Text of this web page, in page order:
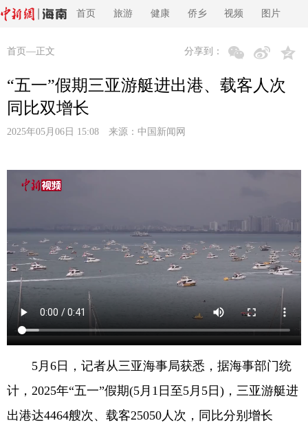
首页 旅游 健康 侨乡 视频 图片
首页 —正文 分享到：
“五一”假期三亚游艇进出港、载客人次
同比双增长
2025年05月06日 15:08 来源： 中国新闻网
5月6日，记者从三亚海事局获悉，据海事部门统
计，2025年“五一”假期(5月1日至5月5日)，三亚游艇进
出港达4464艘次、载客25050人次，同比分别增长